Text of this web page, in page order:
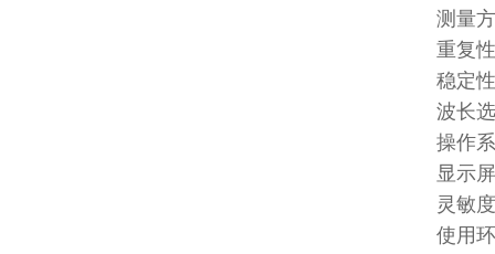
测量
重复
稳定
波长
操作
显示
灵敏
使用